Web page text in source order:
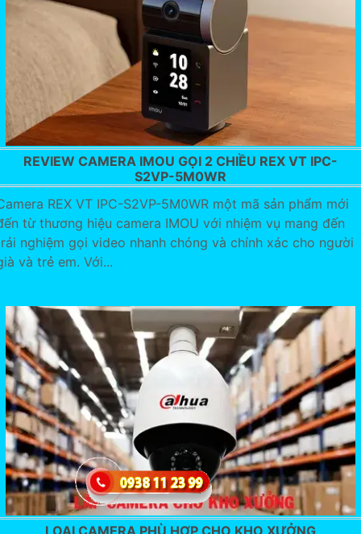
REVIEW CAMERA IMOU GỌI 2 CHIỀU REX VT IPC-
S2VP-5M0WR
REX VT IPC-S2VP-5M0WR một mã sản phẩm mới
từ thương hiệu camera IMOU với nhiệm vụ mang đến
nghiệm gọi video nhanh chóng và chính xác cho người
và trẻ em. Với...
LOẠI CAMERA PHÙ HỢP CHO KHO XƯỞNG